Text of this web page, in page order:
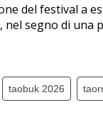
del festival a
segno di una
taobuk 2026